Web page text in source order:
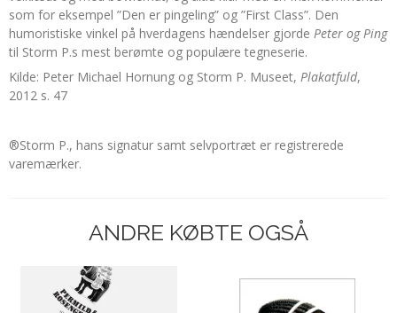
som for eksempel ”Den er pingeling” og ”First Class”. Den
humoristiske vinkel på hverdagens hændelser gjorde Peter og Ping
til Storm P.s mest berømte og populære tegneserie.
Kilde: Peter Michael Hornung og Storm P. Museet, Plakatfuld,
2012 s. 47
®Storm P., hans signatur samt selvportræt er registrerede
varemærker.
ANDRE KØBTE OGSÅ